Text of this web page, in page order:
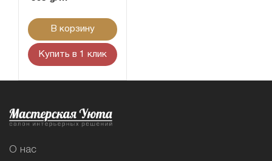
В корзину
Купить в 1 клик
О нас